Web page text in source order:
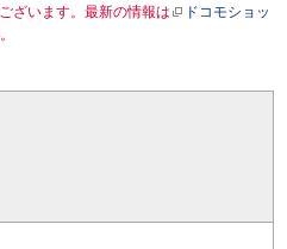
ざいます。最新の情報は
ドコモショッ